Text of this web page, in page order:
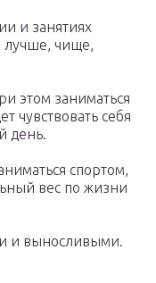
и занятиях
чище,
этом заниматься
чувствовать себя
день.
спортом,
вес по жизни
и выносливыми.